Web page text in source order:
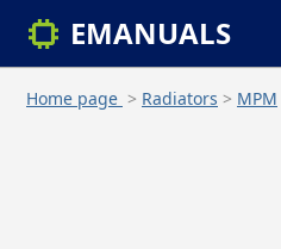
EMANUALS
Home page > Radiators > MPM